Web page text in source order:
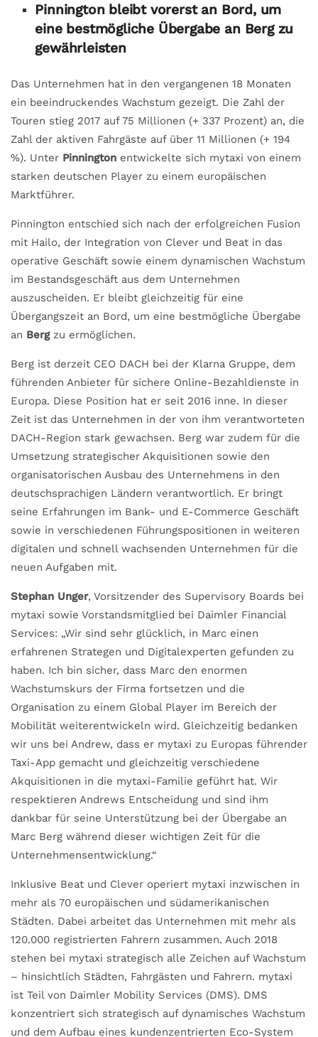
Pinnington bleibt vorerst an Bord, um
eine bestmögliche Übergabe an Berg zu
gewährleisten
Das Unternehmen hat in den vergangenen 18 Monaten
ein beeindruckendes Wachstum gezeigt. Die Zahl der
Touren stieg 2017 auf 75 Millionen (+ 337 Prozent) an, die
Zahl der aktiven Fahrgäste auf über 11 Millionen (+ 194
%). Unter Pinnington entwickelte sich mytaxi von einem
starken deutschen Player zu einem europäischen
Marktführer.
Pinnington entschied sich nach der erfolgreichen Fusion
mit Hailo, der Integration von Clever und Beat in das
operative Geschäft sowie einem dynamischen Wachstum
im Bestandsgeschäft aus dem Unternehmen
auszuscheiden. Er bleibt gleichzeitig für eine
Übergangszeit an Bord, um eine bestmögliche Übergabe
an Bergzu ermöglichen.
Berg ist derzeit CEO DACH bei der Klarna Gruppe, dem
führenden Anbieter für sichere Online-Bezahldienste in
Europa. Diese Position hat er seit 2016 inne. In dieser
Zeit ist das Unternehmen in der von ihm verantworteten
DACH-Region stark gewachsen. Berg war zudem für die
Umsetzung strategischer Akquisitionen sowie den
organisatorischen Ausbau des Unternehmens in den
deutschsprachigen Ländern verantwortlich. Er bringt
seine Erfahrungen im Bank- und E-Commerce Geschäft
sowie in verschiedenen Führungspositionen in weiteren
digitalen und schnell wachsenden Unternehmen für die
neuen Aufgaben mit.
Stephan Unger, Vorsitzender des Supervisory Boards bei
mytaxi sowie Vorstandsmitglied bei Daimler Financial
Services: „Wir sind sehr glücklich, in Marc einen
erfahrenen Strategen und Digitalexperten gefunden zu
haben. Ich bin sicher, dass Marc den enormen
Wachstumskurs der Firma fortsetzen und die
Organisation zu einem Global Player im Bereich der
Mobilität weiterentwickeln wird. Gleichzeitig bedanken
wir uns bei Andrew, dass er mytaxi zu Europas führender
Taxi-App gemacht und gleichzeitig verschiedene
Akquisitionen in die mytaxi-Familie geführt hat. Wir
respektieren Andrews Entscheidung und sind ihm
dankbar für seine Unterstützung bei der Übergabe an
Marc Berg während dieser wichtigen Zeit für die
Unternehmensentwicklung.“
Inklusive Beat und Clever operiert mytaxi inzwischen in
mehr als 70 europäischen und südamerikanischen
Städten. Dabei arbeitet das Unternehmen mit mehr als
120.000 registrierten Fahrern zusammen. Auch 2018
stehen bei mytaxi strategisch alle Zeichen auf Wachstum
– hinsichtlich Städten, Fahrgästen und Fahrern. mytaxi
ist Teil von Daimler Mobility Services (DMS). DMS
konzentriert sich strategisch auf dynamisches Wachstum
und dem Aufbau eines kundenzentrierten Eco-System